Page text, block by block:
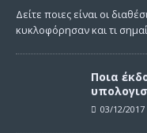
Δείτε ποιες είναι οι
κυκλοφόρησαν και τι
Ποια
03/12/2017